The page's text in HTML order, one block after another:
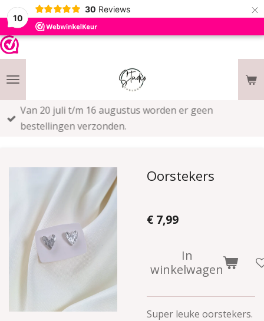
10
30 Reviews ×
Van 20 juli t/m 16 augustus worden er geen
bestellingen verzonden.
Oorstekers
€ 7,99
In
winkelwagen
Super leuke oorstekers.